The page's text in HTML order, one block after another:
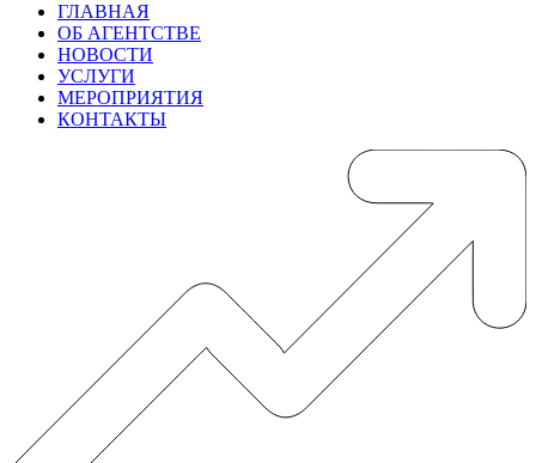
ГЛАВНАЯ
ОБ АГЕНТСТВЕ
НОВОСТИ
УСЛУГИ
МЕРОПРИЯТИЯ
КОНТАКТЫ